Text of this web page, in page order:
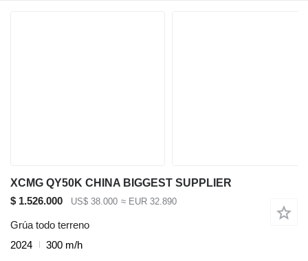
XCMG QY50K CHINA BIGGEST SUPPLIER
$ 1.526.000
US$ 38.000 ≈ EUR 32.890
Grúa todo terreno
2024
300 m/h